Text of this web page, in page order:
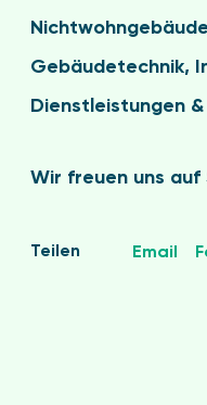
Gebäudetechnik,
Dienstleistungen
Wir freuen uns auf
Teilen Email